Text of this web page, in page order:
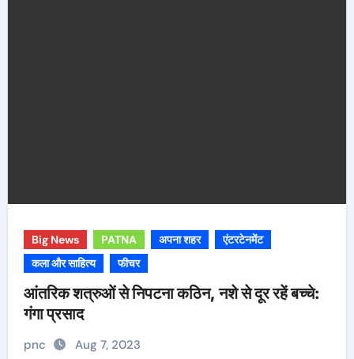
Big News PATNA अपना शहर
एंटरटेनमेंट
कला और साहित्य
फीचर
आंतरिक शत्रुओं से निपटना कठिन, नशे से दूर रहें बच्चे:
गंगा प्रसाद
pnc Aug 7, 2023